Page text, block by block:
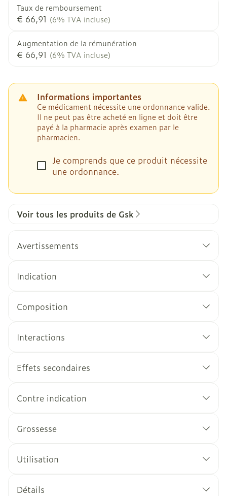
Taux de remboursement
€ 66,91 (6% TVA incluse)
Augmentation de la rémunération
€ 66,91 (6% TVA incluse)
Informations importantes
Ce médicament nécessite une ordonnance valide.
Il ne peut pas être acheté en ligne et doit être
payé à la pharmacie après examen par le
pharmacien.
Je comprends que ce produit nécessite
une ordonnance.
Voir tous les produits de Gsk
Avertissements
Indication
Composition
Interactions
Effets secondaires
Contre indication
Grossesse
Utilisation
Détails